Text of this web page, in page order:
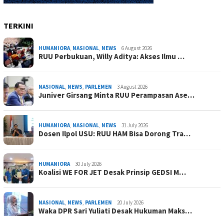
TERKINI
HUMANIORA, NASIONAL, NEWS 6 August 2026
RUU Perbukuan, Willy Aditya: Akses Ilmu …
NASIONAL, NEWS, PARLEMEN 3 August 2026
Juniver Girsang Minta RUU Perampasan Ase…
HUMANIORA, NASIONAL, NEWS 31 July 2026
Dosen Ilpol USU: RUU HAM Bisa Dorong Tra…
HUMANIORA 30 July 2026
Koalisi WE FOR JET Desak Prinsip GEDSI M…
NASIONAL, NEWS, PARLEMEN 20 July 2026
Waka DPR Sari Yuliati Desak Hukuman Maks…